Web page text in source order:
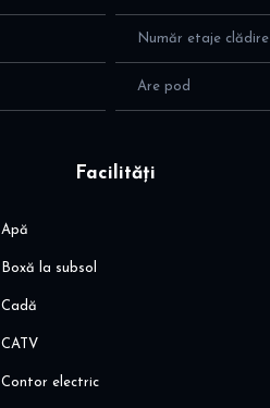
Număr etaje clădire
Are pod
Facilități
Apă
Boxă la subsol
Cadă
CATV
Contor electric